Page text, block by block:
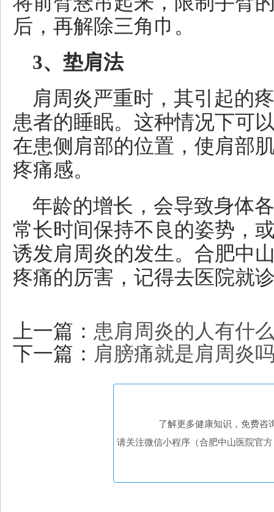
后，再解除三角巾。
3、垫肩法
肩周炎严重时，其引起的
患者的睡眠。这种情况下可
在患侧肩部的位置，使肩部
疼痛感。
年龄的增长，会导致身体
常长时间保持不良的姿势，
诱发肩周炎的发生。合肥中
疼痛的厉害，记得去医院就
上一篇： 患肩周炎的人有什
下一篇： 肩膀痛就是肩周炎
了解更多健康知识，免费咨
请关注微信小程序（合肥中山医院官